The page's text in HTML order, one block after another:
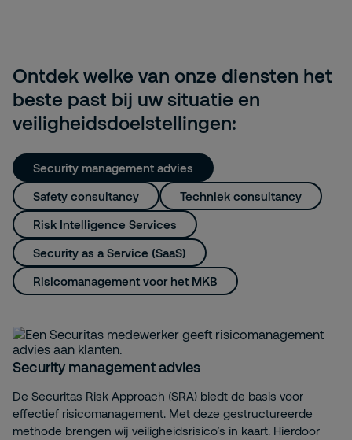
Ontdek welke van onze diensten het
beste past bij uw situatie en
veiligheidsdoelstellingen:
Security management advies
Safety consultancy
Techniek consultancy
Risk Intelligence Services
Security as a Service (SaaS)
Risicomanagement voor het MKB
Security management advies
De Securitas Risk Approach (SRA) biedt de basis voor
effectief risicomanagement. Met deze gestructureerde
methode brengen wij veiligheidsrisico’s in kaart. Hierdoor